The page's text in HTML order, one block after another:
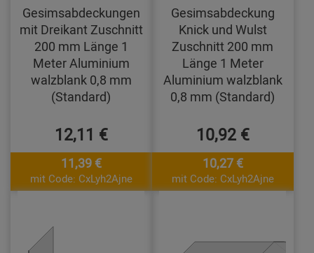
Gesimsabdeckungen
mit Dreikant Zuschnitt
200 mm Länge 1
Meter Aluminium
walzblank 0,8 mm
(Standard)
12,11 €
11,39 €
mit Code: CxLyh2Ajne
Gesimsabdeckung
Knick und Wulst
Zuschnitt 200 mm
Länge 1 Meter
Aluminium walzblank
0,8 mm (Standard)
10,92 €
10,27 €
mit Code: CxLyh2Ajne